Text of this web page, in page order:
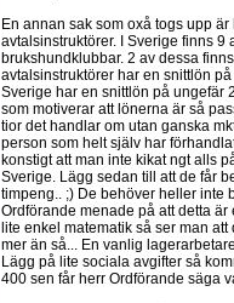
En annan sak som oxå togs upp
avtalsinstruktörer. I Sverige finns
brukshundklubbar. 2 av dessa
avtalsinstruktörer har en snittlön
Sverige har en snittlön på ungefär
som motiverar att lönerna är så
tior det handlar om utan ganska
person som helt själv har
konstigt att man inte kikat ngt alls
Sverige. Lägg sedan till att de får
timpeng.. ;) De behöver heller inte
Ordförande menade på att detta
lite enkel matematik så ser man
mer än så... En vanlig
Lägg på lite sociala avgifter så
400 sen får herr Ordförande säga